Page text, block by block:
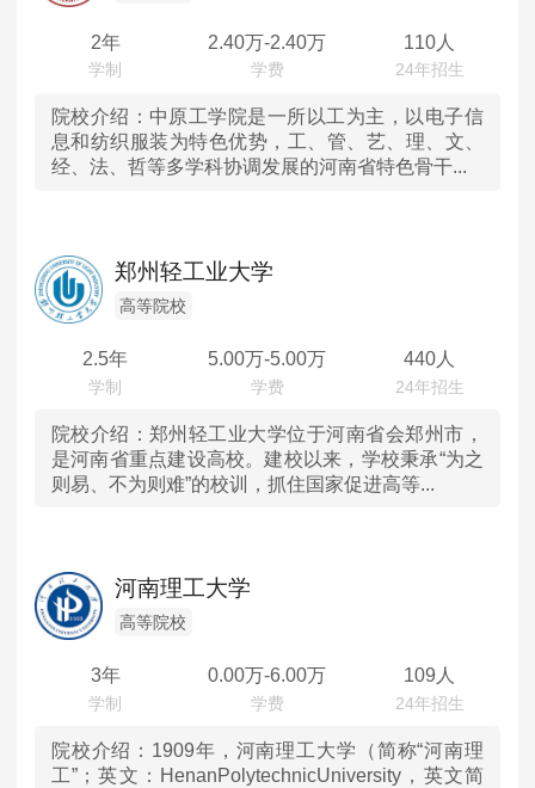
宁夏
新疆
澳门
2年 2.40万-2.40万 110人
院校介绍： 中原工学院是一所以工为主，以电子信
息和纺织服装为特色优势，工、管、艺、理、文、
经、法、哲等多学科协调发展的河南省特色骨干...
郑州轻工业大学
高等院校
2.5年 5.00万-5.00万 440人
院校介绍： 郑州轻工业大学位于河南省会郑州市，
是河南省重点建设高校。建校以来，学校秉承“为之
则易、不为则难”的校训，抓住国家促进高等...
河南理工大学
高等院校
3年 0.00万-6.00万 109人
院校介绍： 1909年，河南理工大学（简称“河南理
工”；英文：HenanPolytechnicUniversity，英文简